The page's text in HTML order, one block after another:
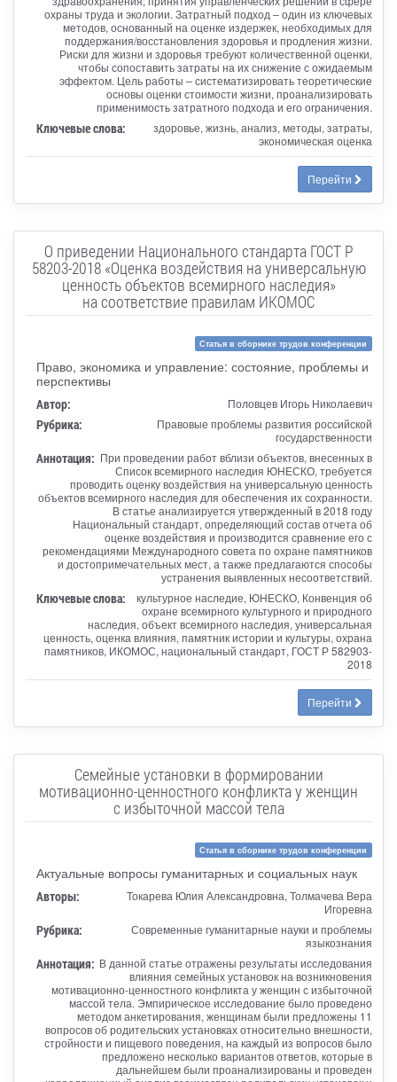
охраны труда и экологии. Затратный подход – один из ключевых
методов, основанный на оценке издержек, необходимых для
поддержания/восстановления здоровья и продления жизни.
Риски для жизни и здоровья требуют количественной оценки,
чтобы сопоставить затраты на их снижение с ожидаемым
эффектом. Цель работы – систематизировать теоретические
основы оценки стоимости жизни, проанализировать
применимость затратного подхода и его ограничения.
Ключевые слова:
здоровье, жизнь, анализ, методы, затраты,
экономическая оценка
Перейти
О приведении Национального стандарта ГОСТ Р
58203-2018 «Оценка воздействия на универсальную
ценность объектов всемирного наследия»
на соответствие правилам ИКОМОС
Статья в сборнике трудов конференции
Право, экономика и управление: состояние, проблемы и
перспективы
Автор: Половцев Игорь Николаевич
Рубрика:
Правовые проблемы развития российской
государственности
Аннотация: При проведении работ вблизи объектов, внесенных в
Список всемирного наследия ЮНЕСКО, требуется
проводить оценку воздействия на универсальную ценность
объектов всемирного наследия для обеспечения их сохранности.
В статье анализируется утвержденный в 2018 году
Национальный стандарт, определяющий состав отчета об
оценке воздействия и производится сравнение его с
рекомендациями Международного совета по охране памятников
и достопримечательных мест, а также предлагаются способы
устранения выявленных несоответствий.
Ключевые слова:
культурное наследие, ЮНЕСКО, Конвенция об
охране всемирного культурного и природного
наследия, объект всемирного наследия, универсальная
ценность, оценка влияния, памятник истории и культуры, охрана
памятников, ИКОМОС, национальный стандарт, ГОСТ Р 582903-
2018
Перейти
Семейные установки в формировании
мотивационно-ценностного конфликта у женщин
с избыточной массой тела
Статья в сборнике трудов конференции
Актуальные вопросы гуманитарных и социальных наук
Авторы:
Токарева Юлия Александровна, Толмачева Вера
Игоревна
Рубрика:
Современные гуманитарные науки и проблемы
языкознания
Аннотация: В данной статье отражены результаты исследования
влияния семейных установок на возникновения
мотивационно-ценностного конфликта у женщин с избыточной
массой тела. Эмпирическое исследование было проведено
методом анкетирования, женщинам были предложены 11
вопросов об родительских установках относительно внешности,
стройности и пищевого поведения, на каждый из вопросов было
предложено несколько вариантов ответов, которые в
дальнейшем были проанализированы и проведен